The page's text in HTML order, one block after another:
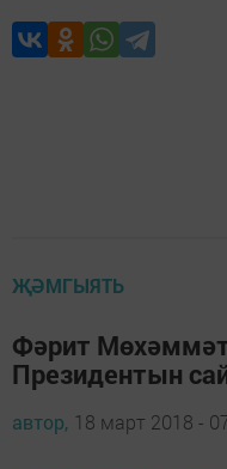
ҖӘМГЫЯТЬ
Фәрит
Президентын
автор, 18 март 2018 -